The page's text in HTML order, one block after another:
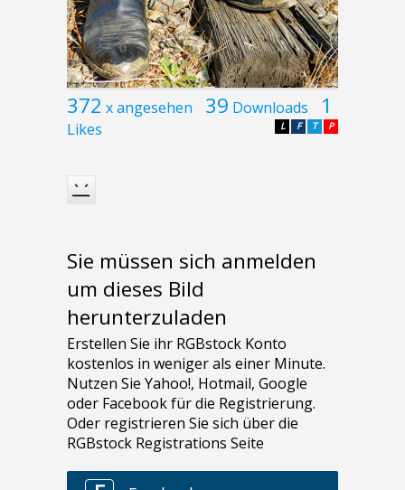
372 x angesehen 39 Downloads 1
Likes P
T
F
L
Sie müssen sich anmelden
um dieses Bild
herunterzuladen